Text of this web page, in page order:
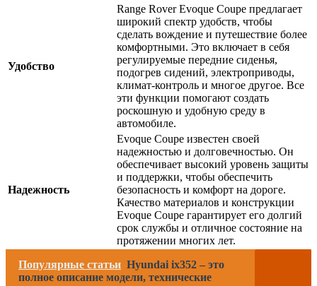
Удобство
Range Rover Evoque Coupe предлагает
широкий спектр удобств, чтобы
сделать вождение и путешествие более
комфортными. Это включает в себя
регулируемые передние сиденья,
подогрев сидений, электроприводы,
климат-контроль и многое другое. Все
эти функции помогают создать
роскошную и удобную среду в
автомобиле.
Надежность
Evoque Coupe известен своей
надежностью и долговечностью. Он
обеспечивает высокий уровень защиты
и поддержки, чтобы обеспечить
безопасность и комфорт на дороге.
Качество материалов и конструкции
Evoque Coupe гарантирует его долгий
срок службы и отличное состояние на
протяжении многих лет.
Популярные статьи Hyundai ix352 – это
полное описание модели, технические